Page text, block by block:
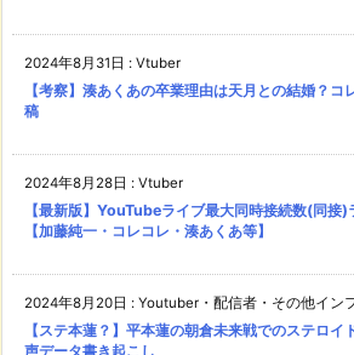
2024年8月31日 : Vtuber
【考察】湊あくあの卒業理由は天月との結婚？
稿
2024年8月28日 : Vtuber
【最新版】YouTubeライブ最大同時接続数(同接
【加藤純一・コレコレ・湊あくあ等】
2024年8月20日 : Youtuber・配信者・その他イン
【ステ本蓮？】平本蓮の朝倉未来戦でのステロ
声データ書き起こし